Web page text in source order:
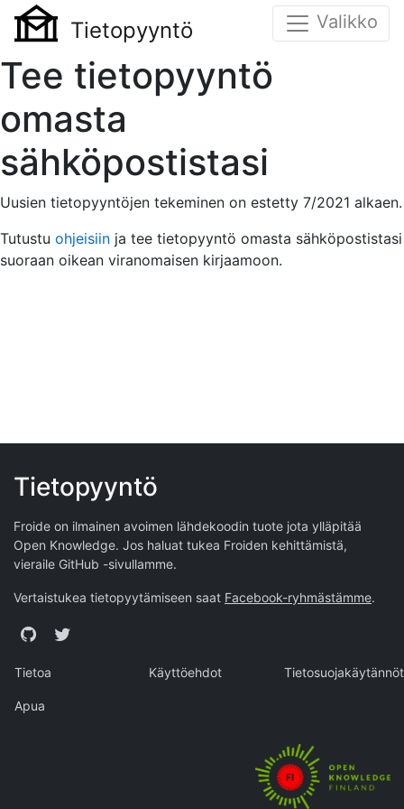
Tietopyyntö Valikko
Tee tietopyyntö
omasta
sähköpostistasi
Uusien tietopyyntöjen tekeminen on estetty 7/2021 alkaen.
Tutustu ohjeisiin ja tee tietopyyntö omasta sähköpostistasi
suoraan oikean viranomaisen kirjaamoon.
Tietopyyntö
Froide on ilmainen avoimen lähdekoodin tuote jota ylläpitää
Open Knowledge. Jos haluat tukea Froiden kehittämistä,
vieraile GitHub -sivullamme.
Vertaistukea tietopyytämiseen saat Facebook-ryhmästämme.
GitHubTwitter
Tietoa Käyttöehdot Tietosuojakäytännöt
Apua